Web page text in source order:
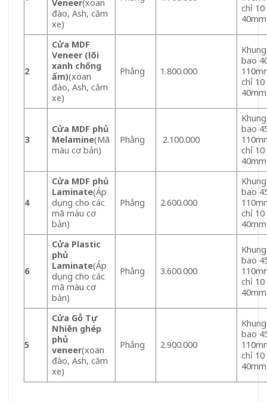
Veneer(xoan
đào, Ash, căm
xe)
chỉ 10
40mm
2
Cửa MDF
Veneer (lõi
xanh chống
ẩm)(xoan
đào, Ash, căm
xe)
Phẳng 1.800.000
Khung
bao
chỉ 10
40mm
3
Cửa MDF phủ
Melamine(Mã
màu cơ bản)
Phẳng 2.100.000
Khung
bao
chỉ 10
40mm
4
Cửa MDF phủ
Laminate(Áp
dụng cho các
mã màu cơ
bản)
Phẳng 2.600.000
Khung
bao
chỉ 10
40mm
6
Cửa Plastic
phủ
Laminate(Áp
dụng cho các
mã màu cơ
bản)
Phẳng 3.600.000
Khung
bao
chỉ 10
40mm
5
Cửa Gỗ Tự
Nhiên ghép
phủ
veneer(xoan
đào, Ash, căm
xe)
Phẳng 2.900.000
Khung
bao
chỉ 10
40mm